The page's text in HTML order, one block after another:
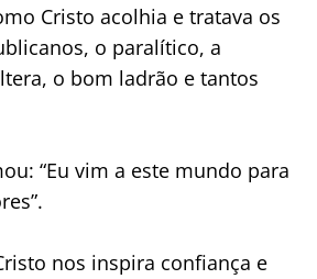
Cristo acolhia e tratava os
o paralítico, a
o bom ladrão e tantos
“Eu vim a este mundo para
nos inspira confiança e